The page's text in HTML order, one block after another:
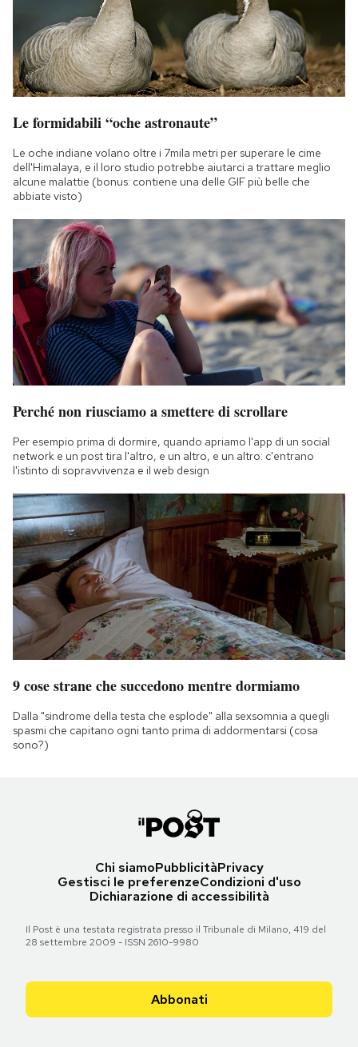
Le formidabili “oche astronaute”
Le oche indiane volano oltre i 7mila metri per superare le cime
dell'Himalaya, e il loro studio potrebbe aiutarci a trattare meglio
alcune malattie (bonus: contiene una delle GIF più belle che
abbiate visto)
Perché non riusciamo a smettere di scrollare
Per esempio prima di dormire, quando apriamo l'app di un social
network e un post tira l'altro, e un altro, e un altro: c'entrano
l'istinto di sopravvivenza e il web design
9 cose strane che succedono mentre dormiamo
Dalla "sindrome della testa che esplode" alla sexsomnia a quegli
spasmi che capitano ogni tanto prima di addormentarsi (cosa
sono?)
Chi siamoPubblicitàPrivacy
Gestisci le preferenzeCondizioni d'uso
Dichiarazione di accessibilità
Il Post è una testata registrata presso il Tribunale di Milano, 419 del
28 settembre 2009 - ISSN 2610-9980
Abbonati